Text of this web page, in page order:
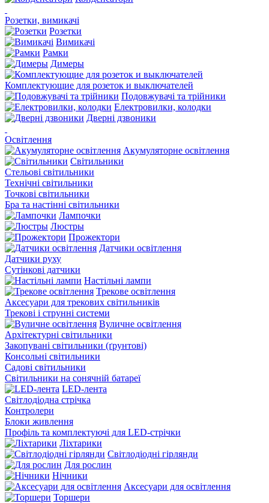
Розетки, вимикачі
Розетки
Вимикачі
Рамки
Димеры
Комплектующие для розеток и выключателей
Подовжувачі та трійники
Електровилки, колодки
Дверні дзвоники
Освітлення
Акумуляторне освітлення
Світильники
Стельові світильники
Технічні світильники
Точкові світильники
Бра та настінні світильники
Лампочки
Люстры
Прожектори
Датчики освітлення
Датчики руху
Сутінкові датчики
Настільні лампи
Трекове освітлення
Аксесуари для трекових світильників
Трекові і струнні системи
Вуличне освітлення
Архітектурні світильники
Закопувані світильники (ґрунтові)
Консольні світильники
Садові світильники
Світильники на сонячній батареї
LED-лента
Світлодіодна стрічка
Контролери
Блоки живлення
Профіль та комплектуючі для LED-стрічки
Ліхтарики
Світлодіодні гірлянди
Для рослин
Нічники
Аксесуари для освітлення
Торшери